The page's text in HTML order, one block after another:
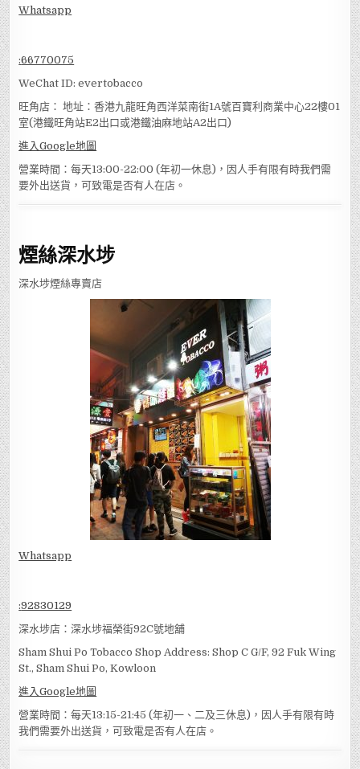
Whatsapp
:66770075
WeChat ID: evertobacco
旺角店： 地址：香港九龍旺角西洋菜南街1A號百寶利商業中心22樓01
室(港鐵旺角站E2出口或港鐵油麻地站A2出口)
進入Google地圖
營業時間：每天13:00-22:00 (年初一休息)，因人手有限有時我們需
要外出送貨，可致電是否有人在店。
煙絲深水埗
深水埗煙絲專賣店
Whatsapp
:92830129
深水埗店：深水埗福榮街92C號地舖
Sham Shui Po Tobacco Shop Address: Shop C G/F, 92 Fuk Wing
St., Sham Shui Po, Kowloon
進入Google地圖
營業時間：每天13:15-21:45 (年初一、二及三休息)，因人手有限有時
我們需要外出送貨，可致電是否有人在店。